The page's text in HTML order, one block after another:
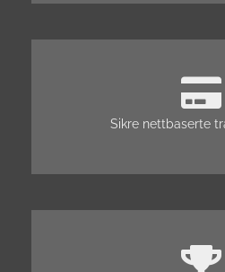
Sikre nettbaserte